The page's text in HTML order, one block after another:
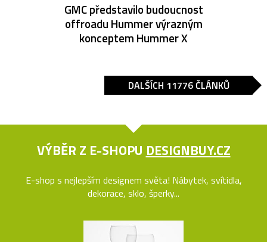
GMC představilo budoucnost
offroadu Hummer výrazným
konceptem Hummer X
DALŠÍCH 11776 ČLÁNKŮ
VÝBĚR Z E-SHOPU DESIGNBUY.CZ
E-shop s nejlepším designem světa! Nábytek, svítidla,
dekorace, sklo, šperky...